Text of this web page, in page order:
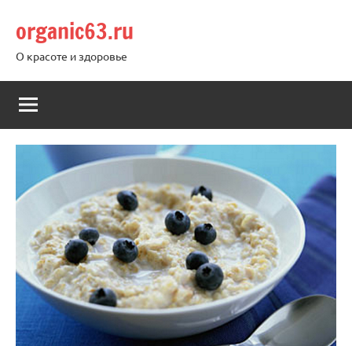
содержимому
organic63.ru
О красоте и здоровье